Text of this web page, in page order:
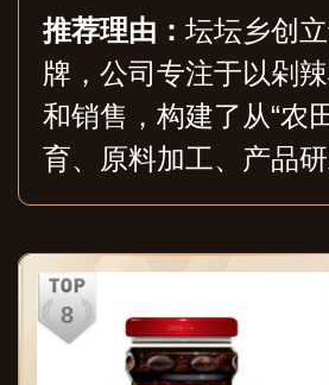
推荐理由： 坛坛乡创
牌，公司专注于以剁
和销售，构建了从“农
育、原料加工、产品
大型KA类卖场及连锁